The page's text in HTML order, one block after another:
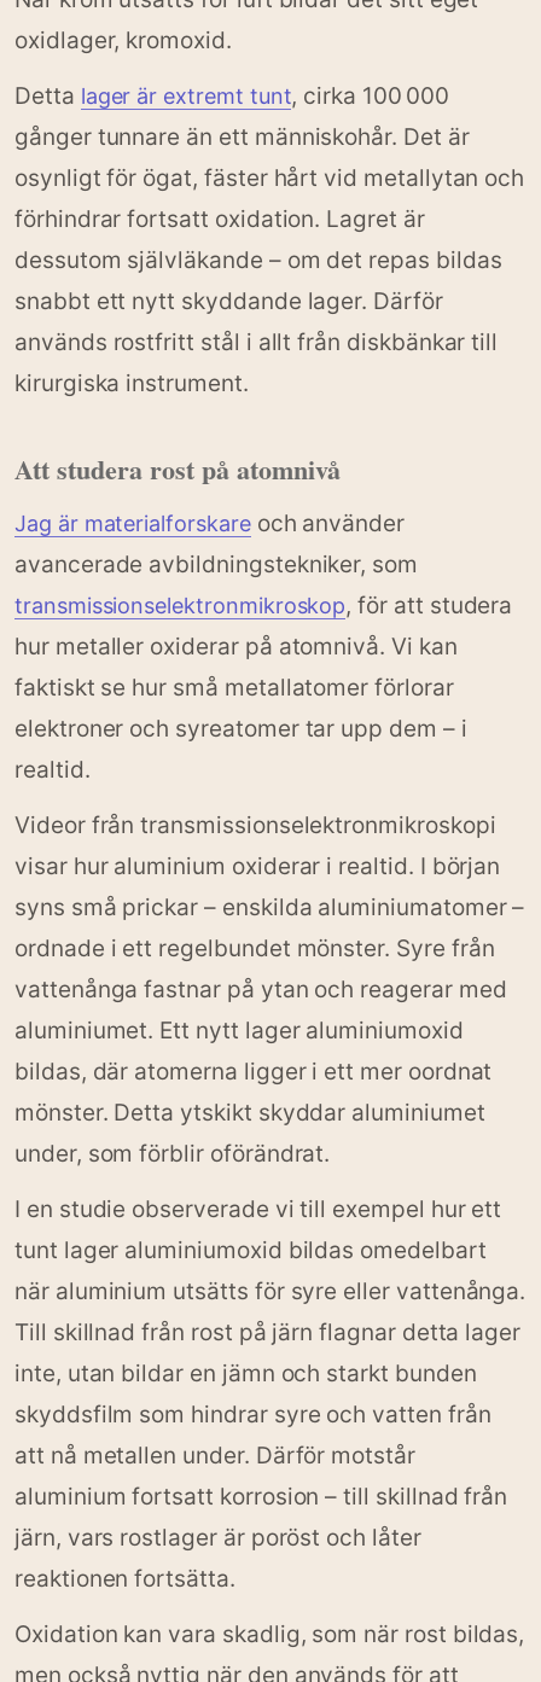
oxidlager, kromoxid.
Detta lager är extremt tunt, cirka 100 000
gånger tunnare än ett människohår. Det är
osynligt för ögat, fäster hårt vid metallytan och
förhindrar fortsatt oxidation. Lagret är
dessutom självläkande – om det repas bildas
snabbt ett nytt skyddande lager. Därför
används rostfritt stål i allt från diskbänkar till
kirurgiska instrument.
Att studera rost på atomnivå
Jag är materialforskareoch använder
avancerade avbildningstekniker, som
transmissionselektronmikroskop, för att studera
hur metaller oxiderar på atomnivå. Vi kan
faktiskt se hur små metallatomer förlorar
elektroner och syreatomer tar upp dem – i
realtid.
Videor från transmissionselektronmikroskopi
visar hur aluminium oxiderar i realtid. I början
syns små prickar – enskilda aluminiumatomer –
ordnade i ett regelbundet mönster. Syre från
vattenånga fastnar på ytan och reagerar med
aluminiumet. Ett nytt lager aluminiumoxid
bildas, där atomerna ligger i ett mer oordnat
mönster. Detta ytskikt skyddar aluminiumet
under, som förblir oförändrat.
I en studie observerade vi till exempel hur ett
tunt lager aluminiumoxid bildas omedelbart
när aluminium utsätts för syre eller vattenånga.
Till skillnad från rost på järn flagnar detta lager
inte, utan bildar en jämn och starkt bunden
skyddsfilm som hindrar syre och vatten från
att nå metallen under. Därför motstår
aluminium fortsatt korrosion – till skillnad från
järn, vars rostlager är poröst och låter
reaktionen fortsätta.
Oxidation kan vara skadlig, som när rost bildas,
men också nyttig när den används för att